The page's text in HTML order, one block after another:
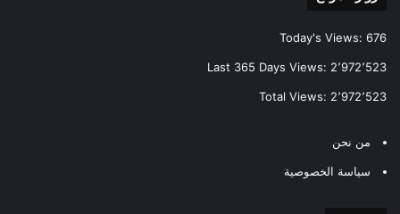
Today's Views: 676
Last 365 Days Views: 2٬972٬523
Total Views: 2٬972٬523
من نحن
سياسة الخصوصية